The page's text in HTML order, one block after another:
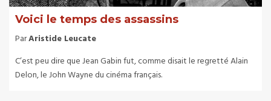
Voici le temps des assassins
ParAristide Leucate
C’est peu dire que Jean Gabin fut, comme disait le regretté Alain
Delon, le John Wayne du cinéma français.